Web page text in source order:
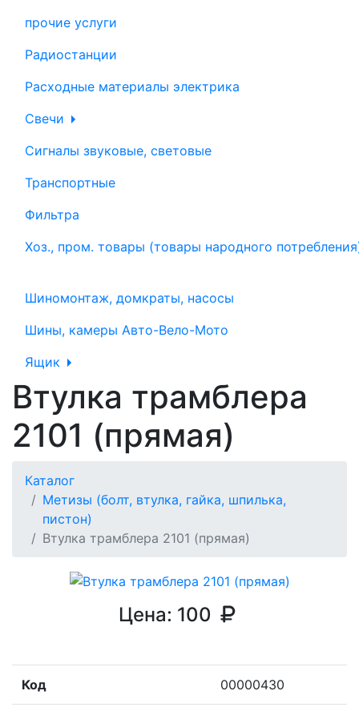
прочие услуги
Радиостанции
Расходные материалы электрика
Свечи
Сигналы звуковые, световые
Транспортные
Фильтра
Хоз., пром. товары (товары народного
Шиномонтаж, домкраты, насосы
Шины, камеры Авто-Вело-Мото
Ящик
Втулка трамблера
2101 (прямая)
Каталог
Метизы (болт, втулка, гайка, шпилька,
пистон)
Втулка трамблера 2101 (прямая)
Цена: 100
Код 00000430